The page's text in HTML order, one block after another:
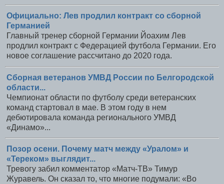
Официально: Лев продлил контракт со сборной
Германией
Главный тренер сборной Германии Йоахим Лев
продлил контракт с Федерацией футбола Германии. Его
новое соглашение рассчитано до 2020 года.
Сборная ветеранов УМВД России по Белгородской
области...
Чемпионат области по футболу среди ветеранских
команд стартовал в мае. В этом году в нем
дебютировала команда регионального УМВД
«Динамо»...
Позор осени. Почему матч между «Уралом» и
«Тереком» выглядит...
Тревогу забил комментатор «Матч-ТВ» Тимур
Журавель. Он сказал то, что многие подумали: «Во